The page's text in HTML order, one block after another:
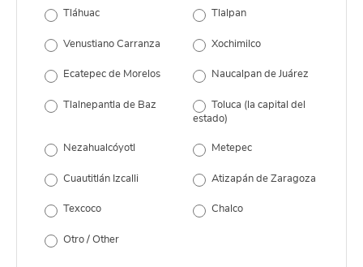
Tláhuac Tlalpan
Venustiano Carranza Xochimilco
Ecatepec de Morelos Naucalpan de Juárez
Tlalnepantla de Baz
Toluca (la capital del
estado)
Nezahualcóyotl Metepec
Cuautitlán Izcalli Atizapán de Zaragoza
Texcoco Chalco
Otro / Other